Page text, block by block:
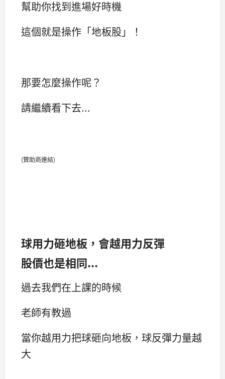
幫助你找到進場好時機
這個就是操作「地板股」！
那要怎麼操作呢？
請繼續看下去...
(贊助商連結)
球用力砸地板，會越用力反彈
股價也是相同...
過去我們在上課的時候
老師有教過
當你越用力把球砸向地板，球反彈力量越
大